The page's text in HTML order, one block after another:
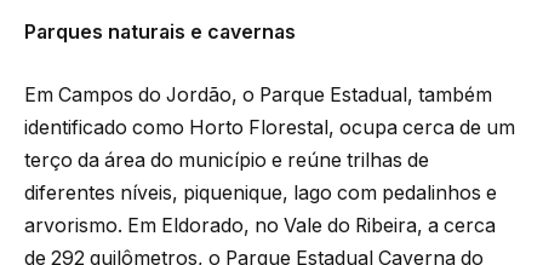
Parques naturais e cavernas
Em Campos do Jordão, o Parque Estadual, também
identificado como Horto Florestal, ocupa cerca de um
terço da área do município e reúne trilhas de
diferentes níveis, piquenique, lago com pedalinhos e
arvorismo. Em Eldorado, no Vale do Ribeira, a cerca
de 292 quilômetros, o Parque Estadual Caverna do